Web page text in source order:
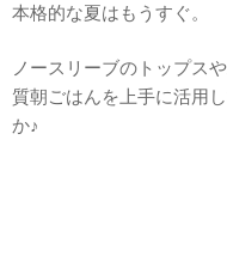
本格的な夏はもうすぐ。
ノースリーブのトップス
質朝ごはんを上手に活用
か♪